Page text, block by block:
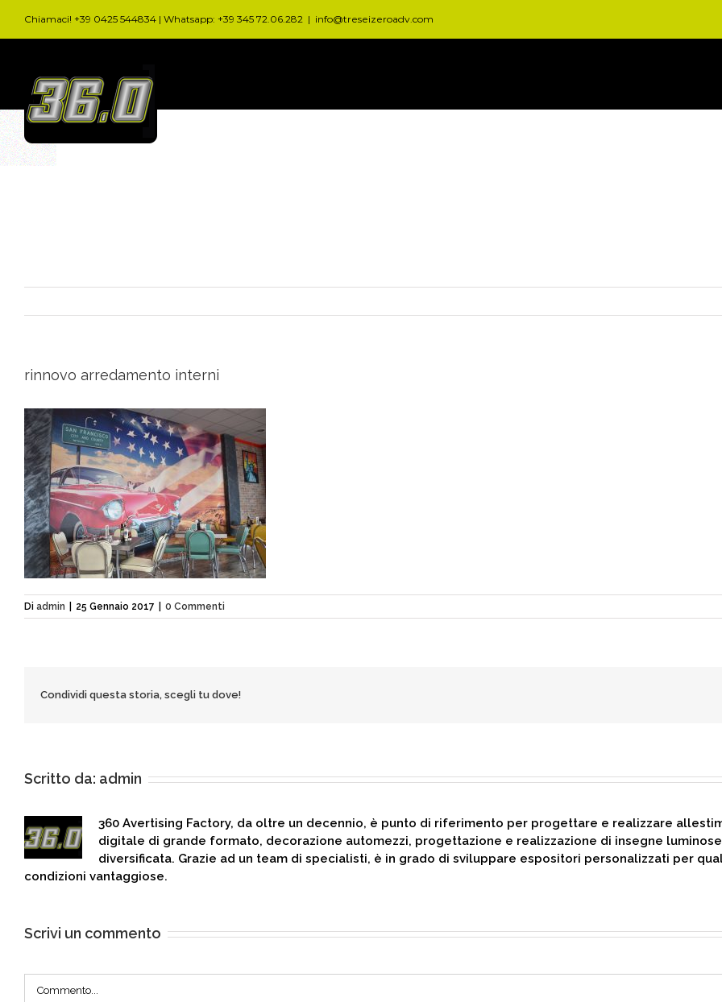
contenuto
Chiamaci! +39 0425 544834 | Whatsapp: +39 345 72.06.282 | info@treseizeroadv.com
rinnovo arredamento interni
Di admin 25 Gennaio 2017 0 Commenti
Condividi questa storia, scegli tu dove!
Scritto da: admin
360 Avertising Factory, da oltre un decennio, è punto di riferimento per progettare e realizzare
digitale di grande formato, decorazione automezzi, progettazione e realizzazione di insegne
diversificata. Grazie ad un team di specialisti, è in grado di sviluppare espositori personalizzati per
condizioni vantaggiose.
Scrivi un commento